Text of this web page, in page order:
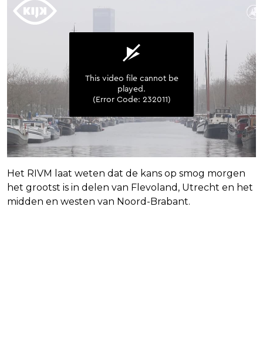
Het RIVM laat weten dat de kans op smog morgen
het grootst is in delen van Flevoland, Utrecht en het
midden en westen van Noord-Brabant.